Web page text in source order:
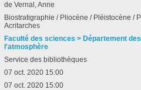
de Vernal, Anne
Biostratigraphie / Pliocène / Pléistocène /
Acritarches
Faculté des sciences > Département
l'atmosphère
Service des bibliothèques
07 oct. 2020 15:00
07 oct. 2020 15:00